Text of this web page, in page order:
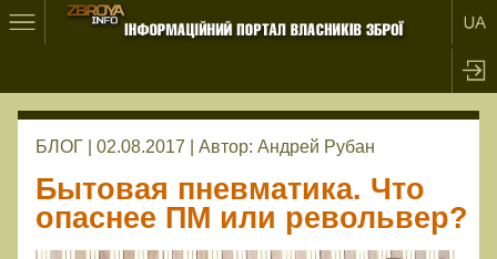
БЛОГ | 02.08.2017 | Автор: Андрей Рубан
Бытовая пневматика. Что
опаснее ПМ или револьвер?